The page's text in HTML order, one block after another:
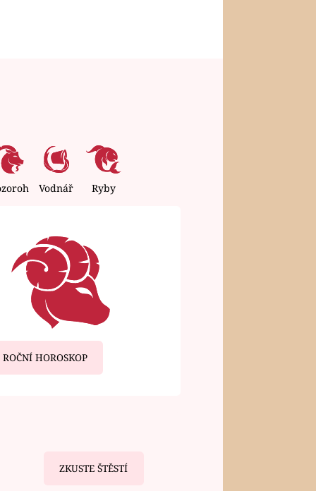
Vodnář Ryby
ROČNÍ HOROSKOP
ZKUSTE ŠTĚSTÍ